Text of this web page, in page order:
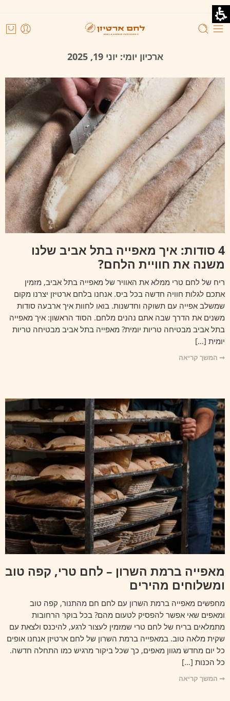
ארכיון יומי: יוני 19, 2025
4 סודות: איך מאפייה בתל אביב שלנו
משנה את חוויית הלחם?
ריח של לחם טרי ממלא את האוויר של מאפייה בתל אביב, מזמין
אתכם לגלות חוויה חדשה בכל ביס. אנחנו בלחם ארטיזן יצרנו מקום
שמשלב אפייה עם תשוקה וחדשנות. בואו לחוות איך ארבעה סודות
משנים את הדרך שבה אתם נהנים מלחם. הסוד הראשון: איך מאפייה
בתל אביב מבטיחה טריות יומית? מאפייה בתל אביב מבטיחה טריות
יומית […]
➞ המשך קריאה
מאפייה ברמת השרון – לחם טרי, קפה טוב
ומשלוחים מהירים
מחפשים מאפייה ברמת השרון עם לחם חם מהתנור, קפה טוב
ומאפים שאי אפשר להפסיק לטעום מהם? בכל בוקר הרחובות
מתמלאים בריח של לחם טרי שמזמין לעצור לרגע, להיכנס ולצאת עם
שקית מלאה טוב. במאפייה ברמת השרון של לחם ארטיזן אנחנו אופים
כל יום מחדש מגוון מאפים, כך שכל ביקור מרגיש כמו התחלה חדשה.
כל הכנות […]
➞ המשך קריאה